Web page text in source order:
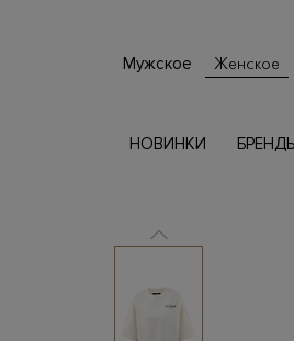
Мужское Женское
НОВИНКИ